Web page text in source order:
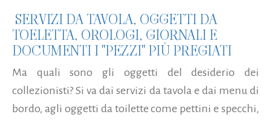
SERVIZI DA TAVOLA, OGGETTI DA
TOELETTA, OROLOGI, GIORNALI E
DOCUMENTI I "PEZZI" PIÙ PREGIATI
Ma quali sono gli oggetti del desiderio dei
collezionisti? Si va dai servizi da tavola e dai menu di
bordo, agli oggetti da toilette come pettini e specchi,